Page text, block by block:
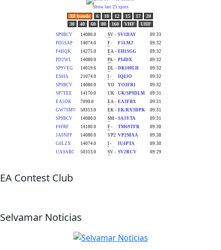
EA Contest Club
Selvamar Noticias